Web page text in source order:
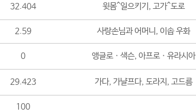
32.404 윗몸^일으키기, 고가^도로
2.59 사랑손님과 어머니, 이솝 우화
0 앵글로ㆍ색슨, 아프로ㆍ유라시아
29.423 가다, 가냘프다, 도라지, 고드름
100